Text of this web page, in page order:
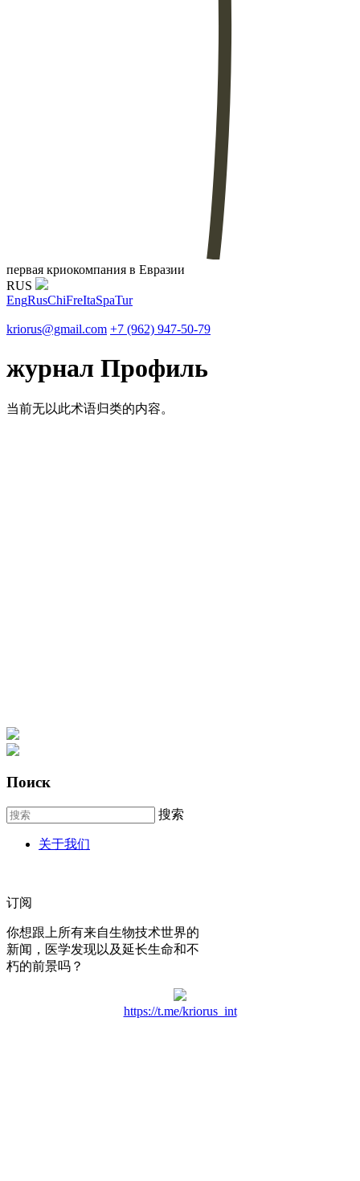
первая криокомпания в Евразии
RUS
EngRusChiFreItaSpaTur
kriorus@gmail.com +7 (962) 947-50-79
журнал Профиль
当前无以此术语归类的内容。
Поиск
搜索
关于我们
订阅
你想跟上所有来自生物技术世界的
新闻，医学发现以及延长生命和不
朽的前景吗？
https://t.me/kriorus_int